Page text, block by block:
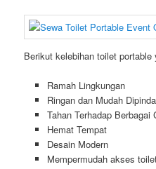
Berikut kelebihan toilet
Ramah Lingkungan
Ringan dan Mudah
Tahan Terhadap Berbagai
Hemat Tempat
Desain Modern
Mempermudah akses